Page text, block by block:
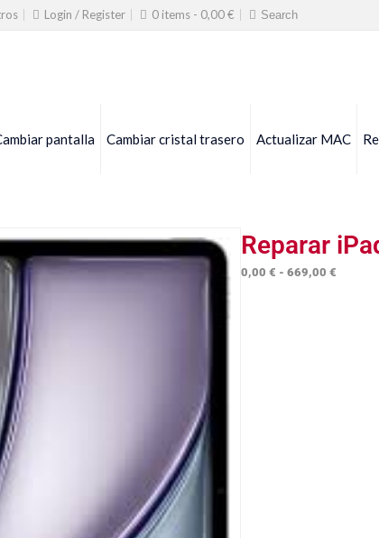
Login / Register 0 items - 0,00€
pantalla Cambiar cristal trasero Actualizar MAC
Reparar
0,00€ - 669,00€